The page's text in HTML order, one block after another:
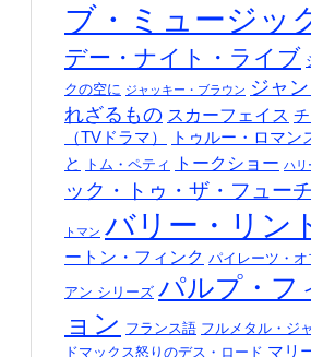
ブ・ミュージッ
デー・ナイト・ライブ
クの空に ジャッキー・ブラウン ジャ
れざるもの スカーフェイス
（TVドラマ）
トゥルー・ロマン
と
トム・ペティ トークショー ハリ
ック・トゥ・ザ・フュー
トマン バリー・リン
ートン・フィンク パイレーツ・
アン シリーズ パルプ・フ
ョン フランス語 フルメタル・ジ
ドマックス怒りのデス・ロード マリ